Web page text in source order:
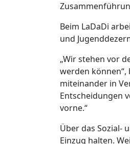
Beim LaDaDi
und
„Wir stehen vor
werden können“,
miteinander in
Entscheidungen
vorne.“
Über das Sozial-
Einzug halten.